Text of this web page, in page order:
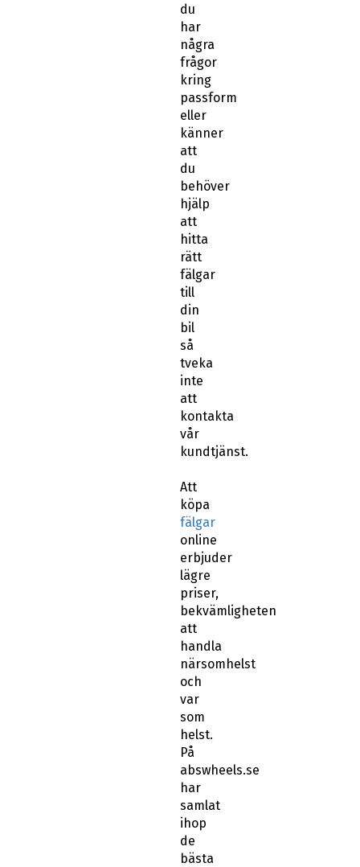
du
har
några
frågor
kring
passform
eller
känner
att
du
behöver
hjälp
att
hitta
rätt
fälgar
till
din
bil
så
tveka
inte
att
kontakta
vår
kundtjänst.
Att
köpa
fälgar
online
erbjuder
lägre
priser,
bekvämligheten
att
handla
närsomhelst
och
var
som
helst.
På
abswheels.se
har
samlat
ihop
de
bästa